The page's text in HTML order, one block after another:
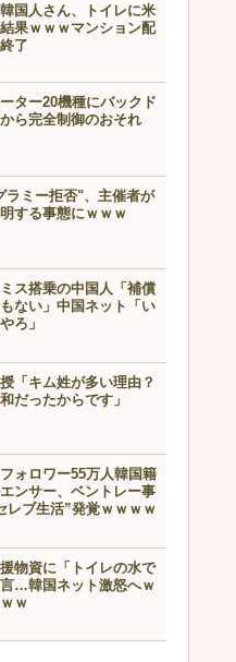
韓国人さん、トイレに米
果ｗｗｗマンション配
了
ター20機種にバックド
ら完全制御のおそれ
ラミー拒否"、主催者が
する事態にｗｗｗ
ス搭乗の中国人「補償
ない」中国ネット「い
ろ」
「キム姓が多い理由？
だったからです」
フォロワー55万人韓国籍
ンサー、ベントレー事
レブ生活”発覚ｗｗｗｗ
物資に「トイレの水で
…韓国ネット激怒へｗ
ｗ
なぜフランス人はこれほど
好きなのか？中国ネット「
【衝撃】韓国人さん、トイ
を流した結果ｗｗｗマンシ
中国製ルーター20機種にバ
ア、外部から完全制御のお
中国外務省、フィリピンに
告「利用されるだけだ」→
BTSの"グラミー拒否"、主
慌てて釈明する事態にｗｗｗ
【悲報】中国兵器、ガチ実
ッキが剥がれる…責任者の
こちら
羽田ニアミス搭乗の中国人
も見舞いもない」中国ネッ